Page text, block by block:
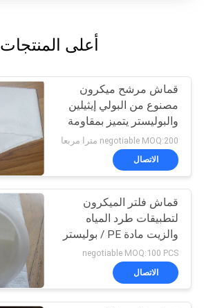
أعلى المنتجات
قماش مرشح ميكرون
مصنوع من البولي إيثيلين
والبوليستر يتميز بمقاومة
درجات الحرارة العالية
وخصائص ممتازة مضادة
للأحماض والقلويات
negotiable MOQ:200 مترا مربعا
الاتصال
قماش فلتر الميكرون
لتطبيقات طرد المياه
والزيت مادة PE / بوليستر
negotiable MOQ:100 PCS
الاتصال